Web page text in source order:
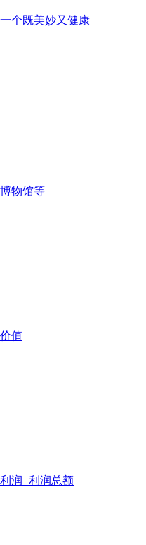
个既美妙又健康
物馆等
值
润=利润总额